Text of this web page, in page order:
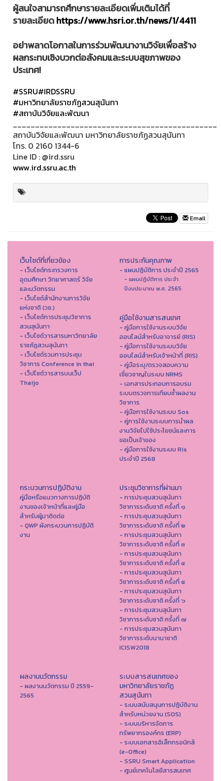
ผู้สนใจสามารถศึกษารายละเอียดเพิ่มเติมได้ที่
รายละเอียดhttps://www.hsri.or.th/news/1/4411
อย่าพลาดโอกาสในการร่วมพัฒนางานวิจัยเพื่อสร้าง
ผลกระทบเชิงบวกต่อสังคมและระบบสุขภาพของ
ประเทศ!
#SSRU#IRDSSRU
#มหาวิทยาลัยราชภัฏสวนสุนันทา
#สถาบันวิจัยและพัฒนา
______________________________________________
สถาบันวิจัยและพัฒนา มหาวิทยาลัยราชภัฏสวนสุนันทา
โทร. 0 2160 1344-6
Line ID : @ird.ssru
www.ird.ssru.ac.th
Email
เว็บไซต์ที่เกี่ยวข้อง
- เว็บไซต์กระทรวงการ
อุดมศึกษา วิทยาศาสตร์ วิจัย
และนวัตกรรม
- เว็บไซต์สำนักงานการวิจัย
แห่งชาติ (วช.)
- เว็บไซต์การประชุมวิชาการ
สวนสุนันทา
- เว็บไซต์วารสารมหาวิทยาลัย
ราชภัฏสวนสุนันทา
- เว็บไซต์รวมการประชุม
วิชาการ Conference in thai
- เว็ปไซต์วารสารบนเว็ป
Thaijo
การประกันคุณภาพ
- แผนปฏิบัติการ ประจำปี 2565
- แผนปฏิบัติการ ประจำ
ปีงบประมาณ พ.ศ. 2565
คู่มือใช้งานสารสนเทศ
- คู่มือการใช้งานระบบวิจัย
ออนไลน์สำหรับอาจารย์ (RIS)
- คู่มือการใช้งานระบบวิจัย
ออนไลน์สำหรับเจ้าหน้าที่ (RIS)
- คู่มือระบุ/ตรวจสอบความ
เชี่ยวชาญในระบบ NRMS
- เอกสารประกอบการอบรม
ระบบตรวจการเทียบซ้ำผลงาน
วิชาการ
- คู่มือการใช้งานระบบ Sos
- คู่การใช้งานระบบการนำผล
งานวิจัยไปใช้ประโยชน์และการ
ขอเป็นเจ้าของ
- คู่มือการใช้งานระบบ Ris
ประจำปี 2568
กระบวนการปฏิบัติงาน
คู่มือหรือแนวทางการปฏิบัติ
งานของเจ้าหน้าที่และคู่มือ
สำหรับผู้มาติดต่อ
- QWP ผังกระบวนการปฏิบัติ
งาน
ประชุมวิชาการที่ผ่านมา
- การประชุมสวนสุนันทา
วิชาการระดับชาติ ครั้งที่ ๑
- การประชุมสวนสุนันทา
วิชาการระดับชาติ ครั้งที่ ๒
- การประชุมสวนสุนันทา
วิชาการระดับชาติ ครั้งที่ ๓
- การประชุมสวนสุนันทา
วิชาการระดับชาติ ครั้งที่ ๔
- การประชุมสวนสุนันทา
วิชาการระดับชาติ ครั้งที่ ๕
- การประชุมสวนสุนันทา
วิชาการระดับชาติ ครั้งที่ ๖
- การประชุมสวนสุนันทา
วิชาการระดับชาติ ครั้งที่ ๗
- การประชุมสวนสุนันทา
วิชาการระดับนานาชาติ
ICISW2018
ผลงานนวัตกรรม
- ผลงานนวัตกรรม ปี 2559-
2565
ระบบสารสนเทศของ
มหาวิทยาลัยราชภัฏ
สวนสุนันทา
- ระบบสนับสนุนการปฏิบัติงาน
สำหรับหน่วยงาน (SOS)
- ระบบบริหารจัดการ
ทรัพยากรองค์กร (ERP)
- ระบบเอกสารอิเล็กทรอนิกส์
(e-Office)
- SSRU Smart Application
- ศูนย์เทคโนโลยีสารสนเทศ